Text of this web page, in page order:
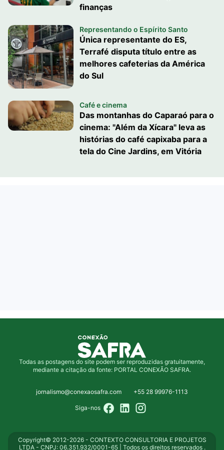
finanças
Representando o Espírito Santo
Única representante do ES,
Terrafé disputa título entre as
melhores cafeterias da América
do Sul
Café e cinema
Das montanhas do Caparaó para o
cinema: "Além da Xícara" leva as
histórias do café capixaba para a
tela do Cine Jardins, em Vitória
Todas as postagens do site podem ser reproduzidas gratuitamente,
mediante a citação da fonte: PORTAL CONEXÃO SAFRA.
jornalismo@conexaosafra.com +55 28 99976-1113
Siga-nos
Copyright© 2012-2026 - CONTEXTO CONSULTORIA E PROJETOS
LTDA - CNPJ: 06.351.932/0001-65 | Todos os direitos reservados .